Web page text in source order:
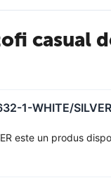
care să nu te
importantă,
casual
1-WHITE/
este un produs